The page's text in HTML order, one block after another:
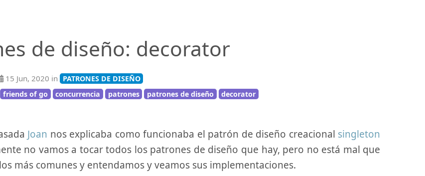
de diseño: decorator
15 Jun, 2020 in
PATRONES DE DISEÑO
friends of go concurrencia patrones patrones de diseño decorator
Joan nos explicaba como funcionaba el patrón de diseño creacional singleton
no vamos a tocar todos los patrones de diseño que hay, pero no está mal que
más comunes y entendamos y veamos sus implementaciones.